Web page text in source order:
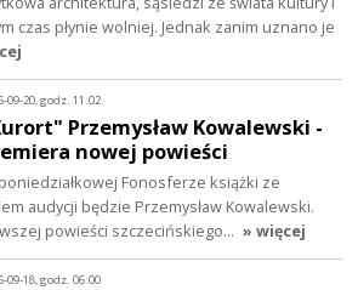
czas płynie wolniej. Jednak zanim uznano je
09-20, godz. 11:02
Przemysław Kowalewski -
nowej powieści
Fonosferze książki ze
audycji będzie Przemysław Kowalewski.
powieści szczecińskiego… » więcej
09-18, godz. 06:00